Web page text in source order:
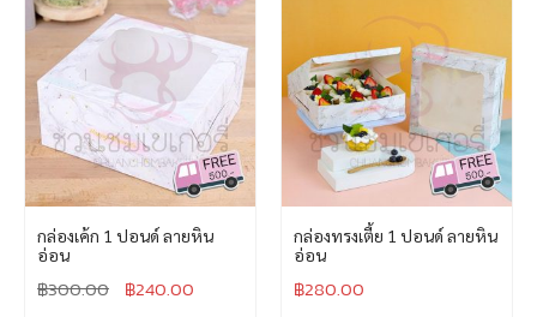
กล่องเค้ก 1 ปอนด์ ลายหิน
อ่อน
฿300.00 ฿240.00
กล่องทรงเตี้ย 1 ปอนด์ ลายหิน
อ่อน
฿280.00